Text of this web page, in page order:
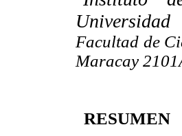
Universidad
Facultad de
Maracay
RESUMEN